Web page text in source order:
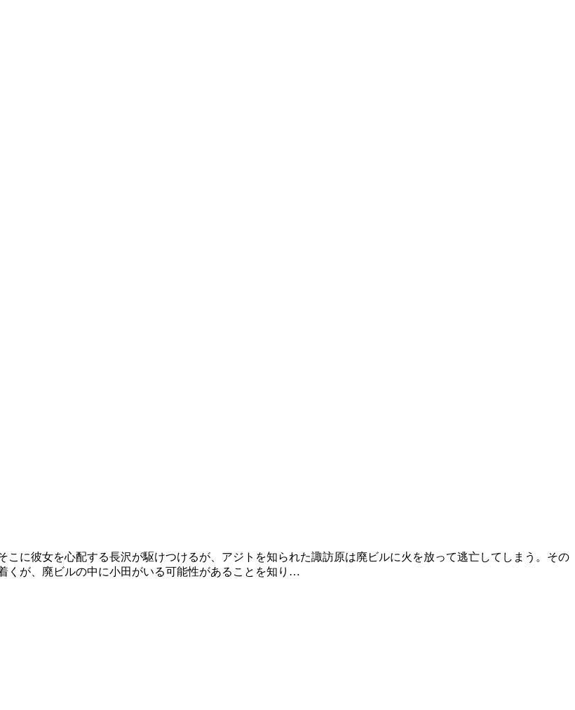
に彼女を心配する長沢が駆けつけるが、アジトを知られた諏訪原は廃ビルに火を放って逃亡してしまう。その
くが、廃ビルの中に小田がいる可能性があることを知り…